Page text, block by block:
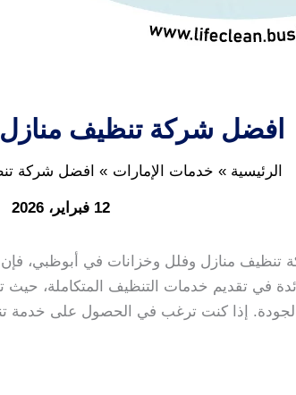
افضل شركة تنظيف
الرئيسية خدمات الإمارات افضل شركة
12 فبراير، 2026
تنظيف منازل وفلل وخزانات في أبوظبي،
في تقديم خدمات التنظيف المتكاملة، حيث
إذا كنت ترغب في الحصول على خدمة